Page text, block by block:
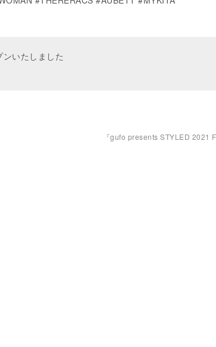
いたしました
『gufo presents STYLED 2021